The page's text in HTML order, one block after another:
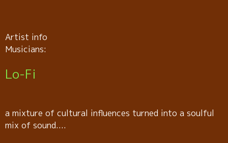
Artist info
Musicians:
Lo-Fi
a mixture of cultural influences turned into a soulful
mix of sound....